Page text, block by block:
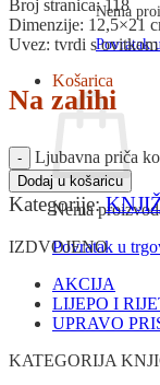
Nema
Povratak
Košarica
Nema
Povratak u
Broj stranica: 118
Dimenzije: 12,5×21
Uvez: tvrdi s ovitkom
Na zalihi
Ljubavna priča
Dodaj u košaricu
Kategorije:
IZDVOJENO
AKCIJA
LIJEPO I
UPRAVO
KATEGORIJA